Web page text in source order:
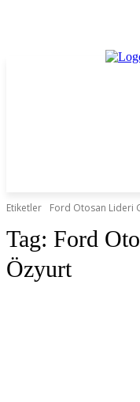
Etiketler Ford Otosan Lideri
Tag: Ford
Özyurt